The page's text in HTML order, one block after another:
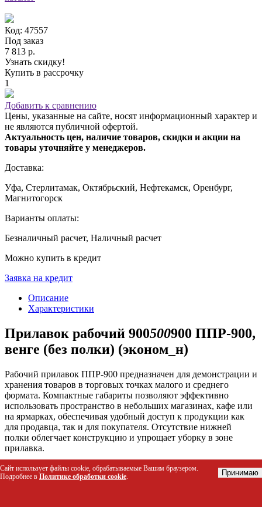
Код: 47557
Под заказ
7 813 р.
Узнать скидку!
Купить в рассрочку
1
Добавить к сравнению
Цены, указанные на сайте, носят информационный характер и
не являются публичной офертой.
Актуальность цен, наличие товаров, скидки и акции на
товары уточняйте у менеджеров.
Доставка:
Уфа, Стерлитамак, Октябрьский, Нефтекамск, Оренбург,
Магнитогорск
Варианты оплаты:
Безналичный расчет, Наличный расчет
Можно купить в кредит
Заявка на кредит
Описание
Характеристики
Прилавок рабочий 900500900 ППР-900,
венге (без полки) (эконом_н)
Рабочий прилавок ППР-900 предназначен для демонстрации и
хранения товаров в торговых точках малого и среднего
формата. Компактные габариты позволяют эффективно
использовать пространство в небольших магазинах, кафе или
на ярмарках, обеспечивая удобный доступ к продукции как
для продавца, так и для покупателя. Отсутствие нижней
полки облегчает конструкцию и упрощает уборку в зоне
прилавка.
Кому подойдет этот товар
Сайт использует файлы cookie, обрабатываемые Вашим браузером.
Подробнее в Политике обработки cookie. Принимаю